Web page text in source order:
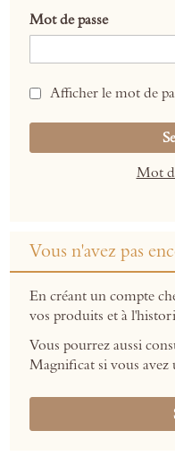
Mot de passe
Afficher le mot de
Mot
Vous n'avez pas
En créant un compte
vos produits et à
Vous pourrez aussi
Magnificat si vous avez